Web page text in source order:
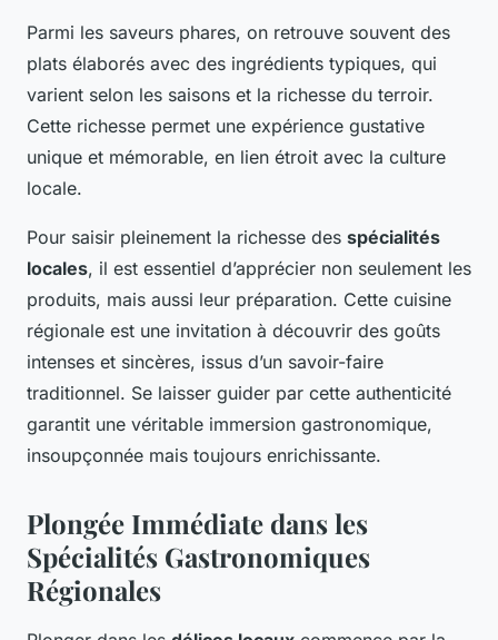
Parmi les saveurs phares, on retrouve souvent des
plats élaborés avec des ingrédients typiques, qui
varient selon les saisons et la richesse du terroir.
Cette richesse permet une expérience gustative
unique et mémorable, en lien étroit avec la culture
locale.
Pour saisir pleinement la richesse des spécialités
locales, il est essentiel d’apprécier non seulement les
produits, mais aussi leur préparation. Cette cuisine
régionale est une invitation à découvrir des goûts
intenses et sincères, issus d’un savoir-faire
traditionnel. Se laisser guider par cette authenticité
garantit une véritable immersion gastronomique,
insoupçonnée mais toujours enrichissante.
Plongée Immédiate dans les
Spécialités Gastronomiques
Régionales